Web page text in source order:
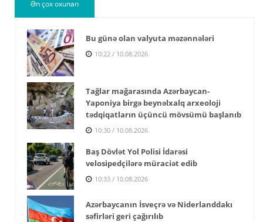
Ən çox oxunan
Bu günə olan valyuta məzənnələri
10:22 / 10.08.2026
Tağlar mağarasında Azərbaycan-
Yaponiya birgə beynəlxalq arxeoloji
tədqiqatların üçüncü mövsümü başlanıb
10:30 / 10.08.2026
Baş Dövlət Yol Polisi İdarəsi
velosipedçilərə müraciət edib
10:33 / 10.08.2026
Azərbaycanın İsveçrə və Niderlanddakı
səfirləri geri çağırılıb